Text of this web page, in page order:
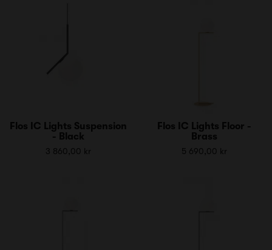
Flos IC Lights Suspension
- Black
3 860,00 kr
Flos IC Lights Floor -
Brass
5 690,00 kr